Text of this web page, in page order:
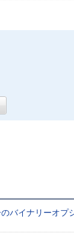
バイナリーオプ